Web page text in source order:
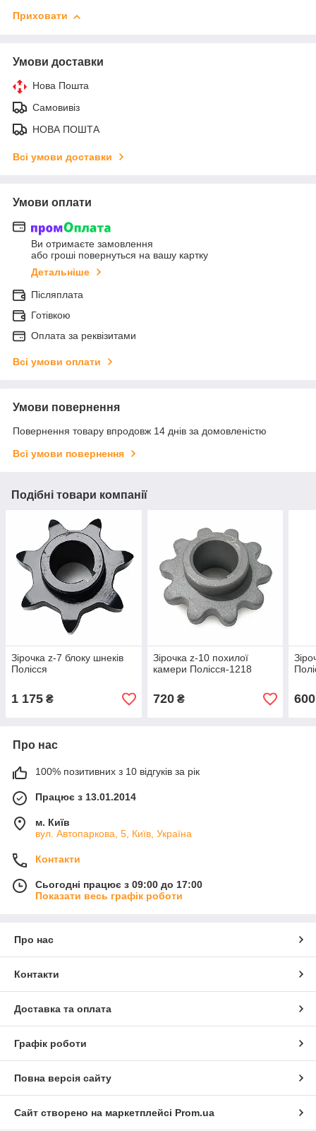
Приховати
Умови доставки
Нова Пошта
Самовивіз
НОВА ПОШТА
Всі умови доставки
Умови оплати
Ви отримаєте замовлення
або гроші повернуться на вашу картку
Детальніше
Післяплата
Готівкою
Оплата за реквізитами
Всі умови оплати
Умови повернення
Повернення товару впродовж 14 днів за домовленістю
Всі умови повернення
Подібні товари компанії
Зірочка z-7 блоку шнеків
Полісся
1 175 ₴
Зірочка z-10 похилої
камери Полісся-1218
720₴ 600
Про нас
100% позитивних з 10 відгуків за рік
Працює з 13.01.2014
м. Київ
вул. Автопаркова, 5, Київ, Україна
Контакти
Сьогодні працює з 09:00 до 17:00
Показати весь графік роботи
Про нас
Контакти
Доставка та оплата
Графік роботи
Повна версія сайту
Сайт створено на маркетплейсі Prom.ua